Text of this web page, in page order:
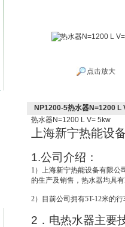
点击放大
NP1200-5热水器N=1200 L
热水器N=1200 L V= 5kw
上海新宁热能设
1.公司介绍：
1 ）上海新宁热能设备有限公
的生产及销售，热水器均具
2）目前公司拥有5T-12米的
2 ．电热水器主要